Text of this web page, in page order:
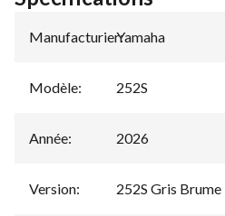
Manufacturier:
Yamaha
Modèle: 252S
Année: 2026
Version: 252S Gris Brume